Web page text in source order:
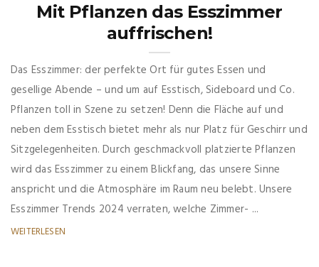
Mit Pflanzen das Esszimmer
auffrischen!
Das Esszimmer: der perfekte Ort für gutes Essen und
gesellige Abende – und um auf Esstisch, Sideboard und Co.
Pflanzen toll in Szene zu setzen! Denn die Fläche auf und
neben dem Esstisch bietet mehr als nur Platz für Geschirr und
Sitzgelegenheiten. Durch geschmackvoll platzierte Pflanzen
wird das Esszimmer zu einem Blickfang, das unsere Sinne
anspricht und die Atmosphäre im Raum neu belebt. Unsere
Esszimmer Trends 2024 verraten, welche Zimmer- ...
WEITERLESEN